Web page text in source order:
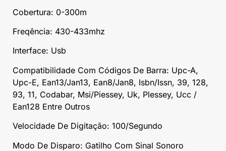
Cobertura: 0-300m
Freqência: 430-433mhz
Interface: Usb
Compatibilidade Com Códigos De Barra: Upc-A,
Upc-E, Ean13/Jan13, Ean8/Jan8, Isbn/Issn, 39, 128,
93, 11, Codabar, Msi/Piessey, Uk, Plessey, Ucc /
Ean128 Entre Outros
Velocidade De Digitação: 100/Segundo
Modo De Disparo: Gatilho Com Sinal Sonoro